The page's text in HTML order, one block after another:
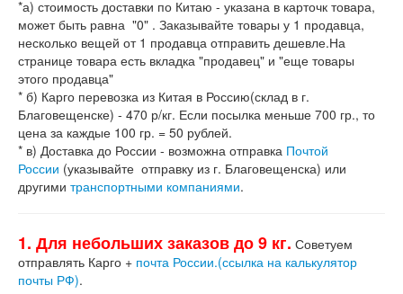
*а) стоимость доставки по Китаю - указана в карточк товара,
может быть равна "0" . Заказывайте товары у 1 продавца,
несколько вещей от 1 продавца отправить дешевле.На
странице товара есть вкладка "продавец" и "еще товары
этого продавца"
* б) Карго перевозка из Китая в Россию(склад в г.
Благовещенске) - 470 р/кг. Если посылка меньше 700 гр., то
цена за каждые 100 гр. = 50 рублей.
* в) Доставка до России - возможна отправка Почтой
России (указывайте отправку из г. Благовещенска) или
другими транспортными компаниями.
1. Для небольших заказов до 9 кг. Советуем
отправлять Карго + почта России.(ссылка на калькулятор
почты РФ).